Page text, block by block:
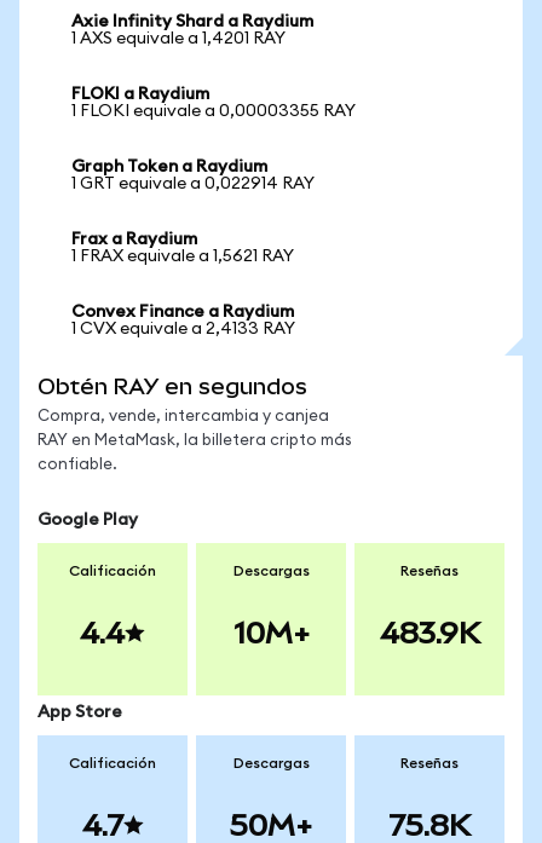
Axie Infinity Shard a Raydium
1 AXS equivale a 1,4201 RAY
FLOKI a Raydium
1 FLOKI equivale a 0,00003355 RAY
Graph Token a Raydium
1 GRT equivale a 0,022914 RAY
Frax a Raydium
1 FRAX equivale a 1,5621 RAY
Convex Finance a Raydium
1 CVX equivale a 2,4133 RAY
Obtén RAY en segundos
Compra, vende, intercambia y canjea
RAY en MetaMask, la billetera cripto más
confiable.
Google Play
Calificación
4.4
Descargas
10M+
Reseñas
483.9K
App Store
Calificación
4.7
Descargas
50M+
Reseñas
75.8K